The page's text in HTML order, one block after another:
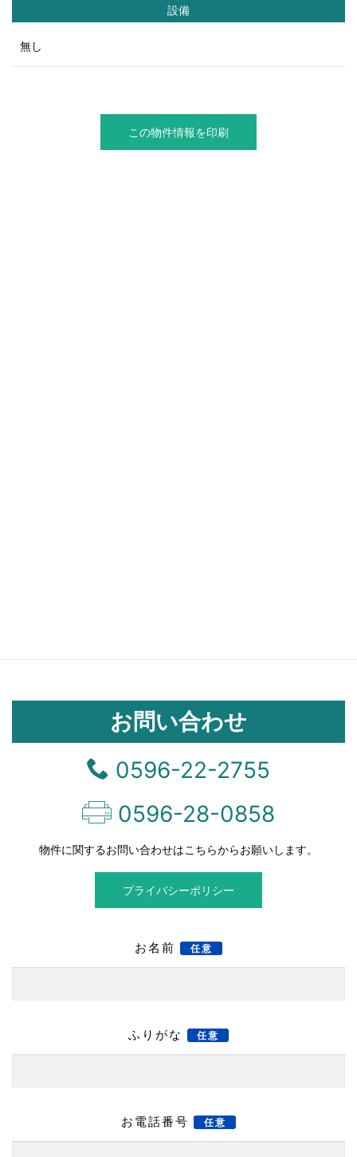
設備
無し
この物件情報を印刷
お問い合わせ
0596-22-2755
0596-28-0858
物件に関するお問い合わせはこちらからお願いします。
プライバシーポリシー
お名前 任意
ふりがな 任意
お電話番号 任意